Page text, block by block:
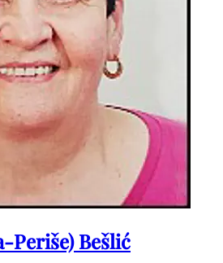
Periše) Bešlić